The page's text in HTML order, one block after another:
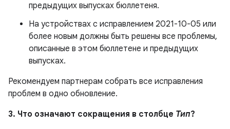
предыдущих выпусках бюллетеня.
На устройствах с исправлением 2021-10-05 или
более новым должны быть решены все проблемы,
описанные в этом бюллетене и предыдущих
выпусках.
Рекомендуем партнерам собрать все исправления
проблем в одно обновление.
3. Что означают сокращения в столбце Тип?